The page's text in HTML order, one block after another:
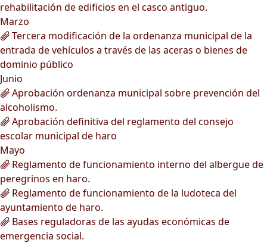
rehabilitación de edificios en el casco antiguo.
Marzo
Tercera modificación de la ordenanza municipal de la
entrada de vehículos a través de las aceras o bienes de
dominio público
Junio
Aprobación ordenanza municipal sobre prevención del
alcoholismo.
Aprobación definitiva del reglamento del consejo
escolar municipal de haro
Mayo
Reglamento de funcionamiento interno del albergue de
peregrinos en haro.
Reglamento de funcionamiento de la ludoteca del
ayuntamiento de haro.
Bases reguladoras de las ayudas económicas de
emergencia social.